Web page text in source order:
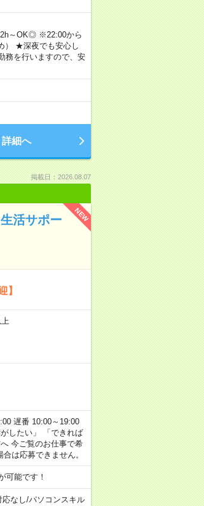
2h～OK◎ ※22:00から
） ★深夜でも安心し
務を行いますので、安
詳細へ
掲載日：2026.08.07
NEW
活サポー
】
遅番 10:00～19:00
したい」 「できれば
今ご覧のお仕事で希
は応募できません。
可能です！
なし/パソコンスキル